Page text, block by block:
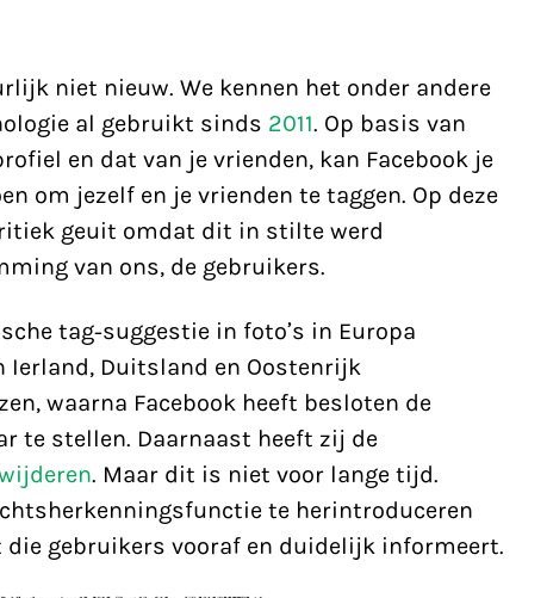
niet nieuw. We kennen het onder andere
al gebruikt sinds 2011. Op basis van
en dat van je vrienden, kan Facebook je
om jezelf en je vrienden te taggen. Op deze
geuit omdat dit in stilte werd
van ons, de gebruikers.
tag-suggestie in foto’s in Europa
Ierland, Duitsland en Oostenrijk
waarna Facebook heeft besloten de
te stellen. Daarnaast heeft zij de
. Maar dit is niet voor lange tijd.
te herintroduceren
die gebruikers vooraf en duidelijk informeert.